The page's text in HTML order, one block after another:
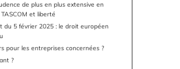
de plus en plus extensive en
et liberté
du 5 février 2025 : le droit européen
pour les entreprises concernées ?
?